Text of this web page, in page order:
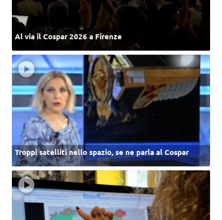
Al via il Cospar 2026 a Firenze
Troppi satelliti nello spazio, se ne parla al Cospar